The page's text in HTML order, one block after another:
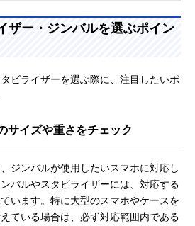
ザー・ジンバルを選ぶポイン
ビライザーを選ぶ際に、注目したいポ
サイズや重さをチェック
ジンバルが使用したいスマホに対応し
バルやスタビライザーには、対応する
います。特に大型のスマホやケースを
ている場合は、必ず対応範囲内である